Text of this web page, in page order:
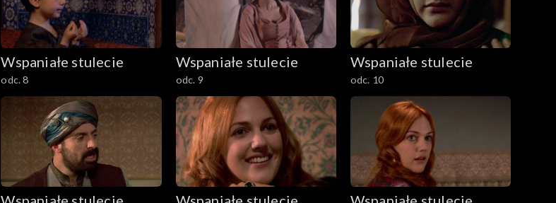
Wspaniałe stulecie
odc. 8
Wspaniałe stulecie
odc. 9
Wspaniałe stulecie
odc. 10